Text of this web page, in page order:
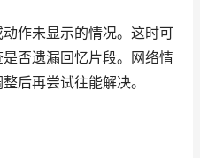
作未显示的情况。这时可
否遗漏回忆片段。网络情
后再尝试往能解决。